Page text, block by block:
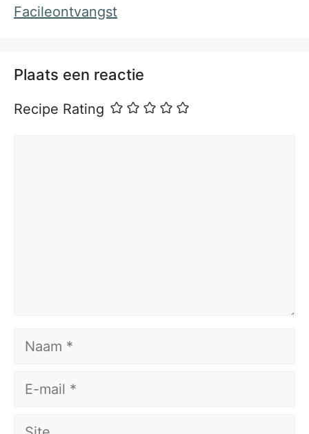
Facileontvangst
Plaats een reactie
Recipe Rating
Naam
E-
Site